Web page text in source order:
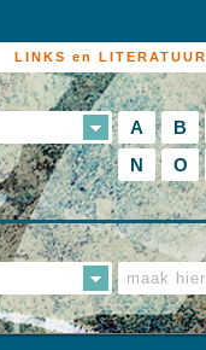
LINKS en LITERATUUR
A B
N
O